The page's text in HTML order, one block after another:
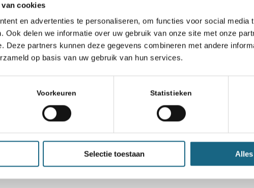
cookies
en advertenties te personaliseren, om functies voor social media
Ook delen we informatie over uw gebruik van onze site met onze
Deze partners kunnen deze gegevens combineren met andere
op basis van uw gebruik van hun services.
Voorkeuren Statistieken
Selectie toestaan
wordt mede mogelijk gemaakt door: